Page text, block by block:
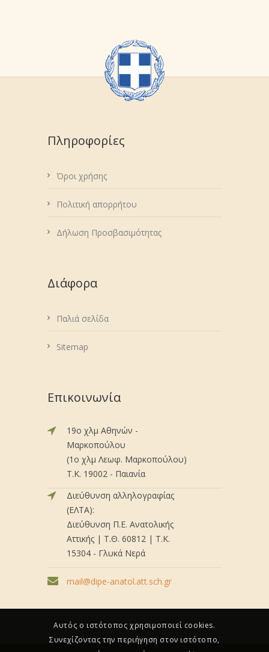
Πληροφορίες
Όροι χρήσης
Πολιτική απορρήτου
Δήλωση Προσβασιμότητας
Διάφορα
Παλιά σελίδα
Sitemap
Επικοινωνία
19ο χλμ Αθηνών -
Μαρκοπούλου
(1ο χλμ Λεωφ. Μαρκοπούλου)
Τ.Κ. 19002 - Παιανία
Διεύθυνση αλληλογραφίας
(ΕΛΤΑ):
Διεύθυνση Π.Ε. Ανατολικής
Αττικής | Τ.Θ. 60812 | Τ.Κ.
15304 - Γλυκά Νερά
mail@dipe-anatol.att.sch.gr
Αυτός ο ιστότοπος χρησιμοποιεί cookies.
Συνεχίζοντας την περιήγηση στον ιστότοπο,